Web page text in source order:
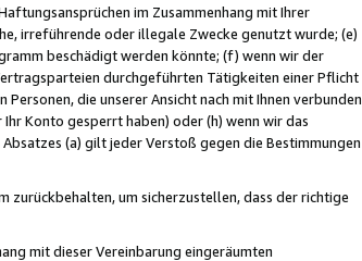
im Zusammenhang mit Ihrer
irreführende oder illegale Zwecke genutzt wurde; (e)
beschädigt werden könnte; (f) wenn wir der
durchgeführten Tätigkeiten einer Pflicht
die unserer Ansicht nach mit Ihnen verbunden
Konto gesperrt haben) oder (h) wenn wir das
(a) gilt jeder Verstoß gegen die Bestimmungen
zurückbehalten, um sicherzustellen, dass der richtige
mit dieser Vereinbarung eingeräumten